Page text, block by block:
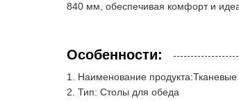
840 мм, обеспечивая комфорт и
Особенности:
Наименование
Тип: Столы для обеда